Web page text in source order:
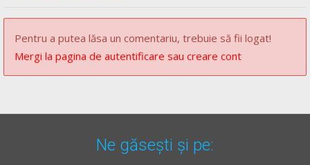
Pentru a putea lăsa un comentariu, trebuie să fii logat!
Mergi la pagina de autentificare sau creare cont
Ne găsești și pe: